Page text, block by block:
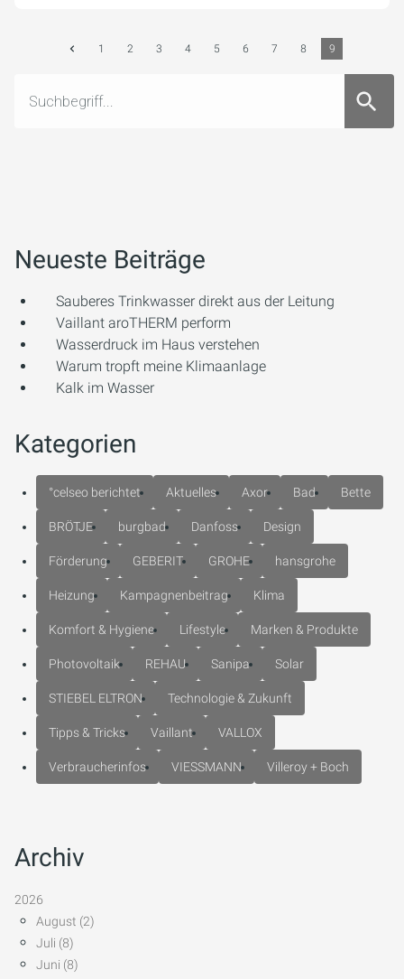
1 2 3 4 5 6 7 8 9
Neueste Beiträge
Sauberes Trinkwasser direkt aus der Leitung
Vaillant aroTHERM perform
Wasserdruck im Haus verstehen
Warum tropft meine Klimaanlage
Kalk im Wasser
Kategorien
°celseo berichtet Aktuelles Axor Bad Bette
BRÖTJE burgbad Danfoss Design
Förderung GEBERIT GROHE hansgrohe
Heizung Kampagnenbeitrag Klima
Komfort & Hygiene Lifestyle Marken & Produkte
Photovoltaik REHAU Sanipa Solar
STIEBEL ELTRON Technologie & Zukunft
Tipps & Tricks Vaillant VALLOX
Verbraucherinfos VIESSMANN Villeroy + Boch
Archiv
2026
August (2)
Juli (8)
Juni (8)